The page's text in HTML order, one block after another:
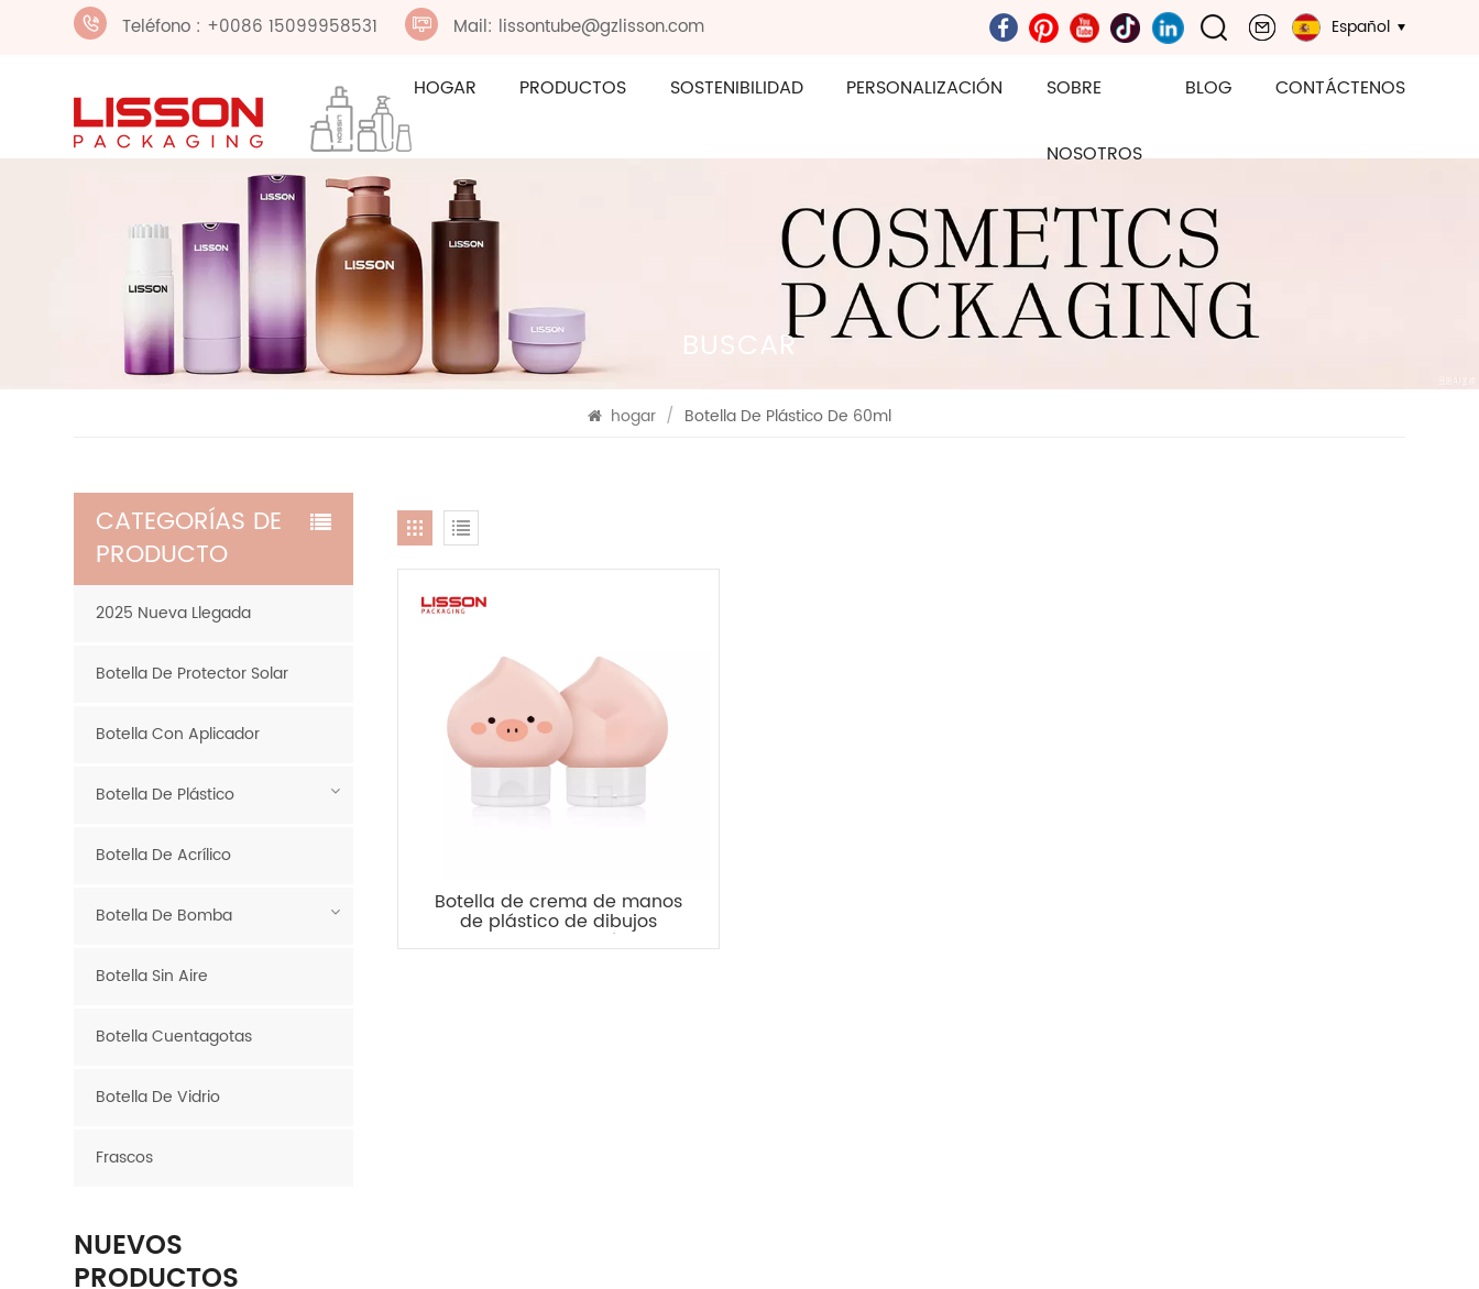
Teléfono : +0086 15099958531 Mail: lissontube@gzlisson.com Español
HOGAR PRODUCTOS SOSTENIBILIDAD PERSONALIZACIÓN SOBRE
NOSOTROS
BLOG CONTÁCTENOS
BUSCAR
hogar / Botella De Plástico De 60ml
Botella de crema de manos
de plástico de dibujos
animados lindo vacío de 60
CATEGORÍAS DE
PRODUCTO
2025 Nueva Llegada
Botella De Protector Solar
Botella Con Aplicador
Botella De Plástico
Botella De Acrílico
Botella De Bomba
Botella Sin Aire
Botella Cuentagotas
Botella De Vidrio
Frascos
NUEVOS
PRODUCTOS